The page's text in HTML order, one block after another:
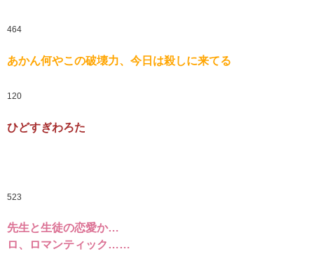
464
あかん何やこの破壊力、今日は殺しに来てる
120
ひどすぎわろた
523
先生と生徒の恋愛か…
ロ、ロマンティック……